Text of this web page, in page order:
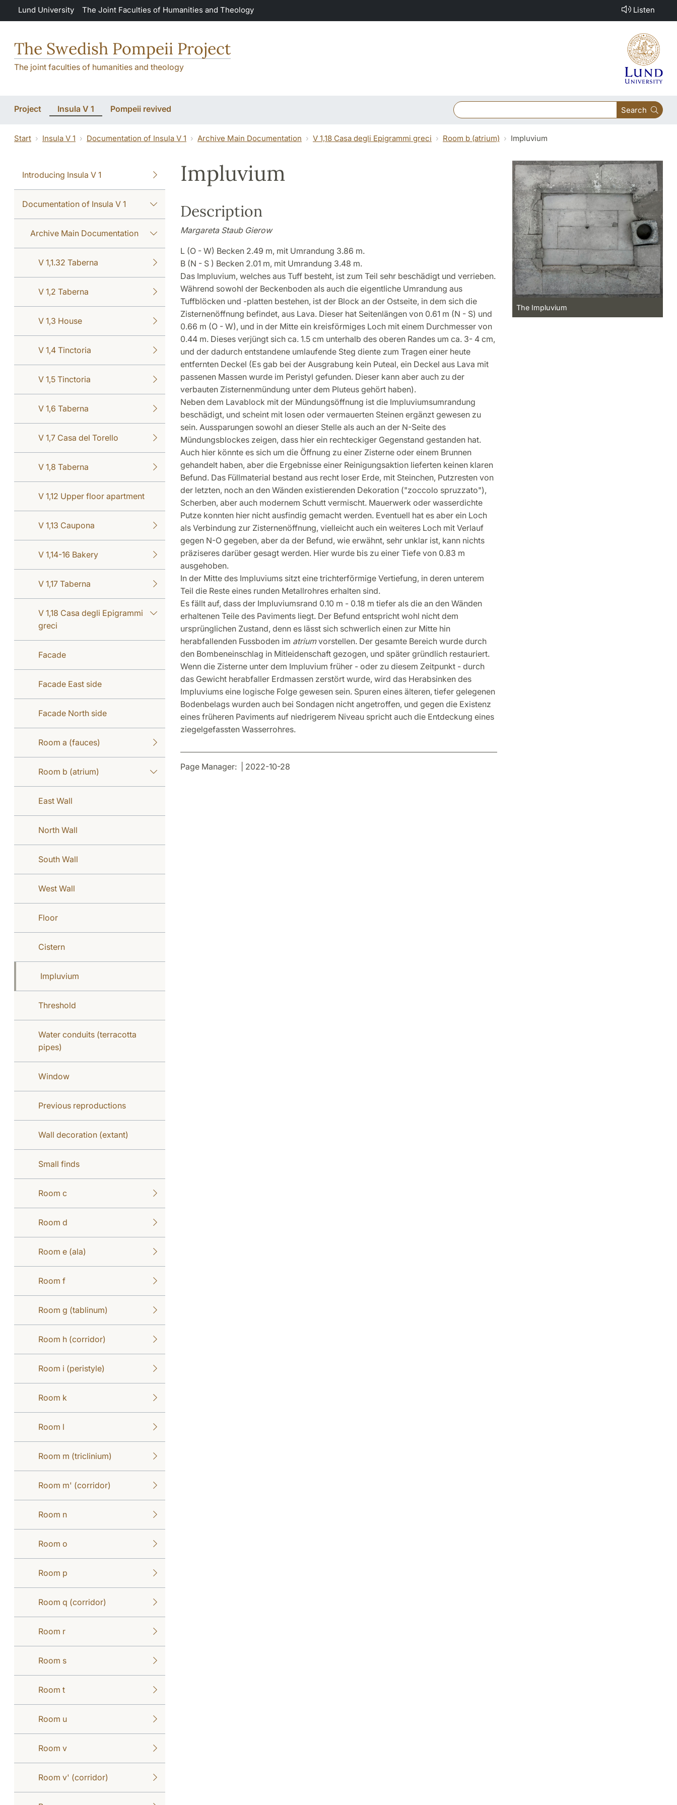
Skip to main content
Lund University The Joint Faculties of Humanities and Theology Listen
The Swedish Pompeii Project
The joint faculties of humanities and theology
Project Insula V 1 Pompeii revived Search
Start Insula V 1 Documentation of Insula V 1 Archive Main Documentation V 1,18 Casa degli Epigrammi greci Room b (atrium) Impluvium
Introducing Insula V 1
Documentation of Insula V 1
Archive Main Documentation
V 1,1.32 Taberna
V 1,2 Taberna
V 1,3 House
V 1,4 Tinctoria
V 1,5 Tinctoria
V 1,6 Taberna
V 1,7 Casa del Torello
V 1,8 Taberna
V 1,12 Upper floor apartment
V 1,13 Caupona
V 1,14-16 Bakery
V 1,17 Taberna
V 1,18 Casa degli Epigrammi
greci
Facade
Facade East side
Facade North side
Room a (fauces)
Room b (atrium)
East Wall
North Wall
South Wall
West Wall
Floor
Cistern
Impluvium
Threshold
Water conduits (terracotta
pipes)
Window
Previous reproductions
Wall decoration (extant)
Small finds
Room c
Room d
Room e (ala)
Room f
Room g (tablinum)
Room h (corridor)
Room i (peristyle)
Room k
Room l
Room m (triclinium)
Room m' (corridor)
Room n
Room o
Room p
Room q (corridor)
Room r
Room s
Room t
Room u
Room v
Room v' (corridor)
Impluvium
Description
Margareta Staub Gierow
L (O - W) Becken 2.49 m, mit Umrandung 3.86 m.
B (N - S ) Becken 2.01 m, mit Umrandung 3.48 m.
Das Impluvium, welches aus Tuff besteht, ist zum Teil sehr beschädigt und verrieben.
Während sowohl der Beckenboden als auch die eigentliche Umrandung aus
Tuffblöcken und -platten bestehen, ist der Block an der Ostseite, in dem sich die
Zisternenöffnung befindet, aus Lava. Dieser hat Seitenlängen von 0.61 m (N - S) und
0.66 m (O - W), und in der Mitte ein kreisförmiges Loch mit einem Durchmesser von
0.44 m. Dieses verjüngt sich ca. 1.5 cm unterhalb des oberen Randes um ca. 3- 4 cm,
und der dadurch entstandene umlaufende Steg diente zum Tragen einer heute
entfernten Deckel (Es gab bei der Ausgrabung kein Puteal, ein Deckel aus Lava mit
passenen Massen wurde im Peristyl gefunden. Dieser kann aber auch zu der
verbauten Zisternenmündung unter dem Pluteus gehört haben).
Neben dem Lavablock mit der Mündungsöffnung ist die Impluviumsumrandung
beschädigt, und scheint mit losen oder vermauerten Steinen ergänzt gewesen zu
sein. Aussparungen sowohl an dieser Stelle als auch an der N-Seite des
Mündungsblockes zeigen, dass hier ein rechteckiger Gegenstand gestanden hat.
Auch hier könnte es sich um die Öffnung zu einer Zisterne oder einem Brunnen
gehandelt haben, aber die Ergebnisse einer Reinigungsaktion lieferten keinen klaren
Befund. Das Füllmaterial bestand aus recht loser Erde, mit Steinchen, Putzresten von
der letzten, noch an den Wänden existierenden Dekoration ("zoccolo spruzzato"),
Scherben, aber auch modernem Schutt vermischt. Mauerwerk oder wasserdichte
Putze konnten hier nicht ausfindig gemacht werden. Eventuell hat es aber ein Loch
als Verbindung zur Zisternenöffnung, vielleicht auch ein weiteres Loch mit Verlauf
gegen N-O gegeben, aber da der Befund, wie erwähnt, sehr unklar ist, kann nichts
präziseres darüber gesagt werden. Hier wurde bis zu einer Tiefe von 0.83 m
ausgehoben.
In der Mitte des Impluviums sitzt eine trichterförmige Vertiefung, in deren unterem
Teil die Reste eines runden Metallrohres erhalten sind.
Es fällt auf, dass der Impluviumsrand 0.10 m - 0.18 m tiefer als die an den Wänden
erhaltenen Teile des Paviments liegt. Der Befund entspricht wohl nicht dem
ursprünglichen Zustand, denn es lässt sich schwerlich einen zur Mitte hin
herabfallenden Fussboden im atriumvorstellen. Der gesamte Bereich wurde durch
den Bombeneinschlag in Mitleidenschaft gezogen, und später gründlich restauriert.
Wenn die Zisterne unter dem Impluvium früher - oder zu diesem Zeitpunkt - durch
das Gewicht herabfaller Erdmassen zerstört wurde, wird das Herabsinken des
Impluviums eine logische Folge gewesen sein. Spuren eines älteren, tiefer gelegenen
Bodenbelags wurden auch bei Sondagen nicht angetroffen, und gegen die Existenz
eines früheren Paviments auf niedrigerem Niveau spricht auch die Entdeckung eines
ziegelgefassten Wasserrohres.
The Impluvium
Page Manager: | 2022-10-28